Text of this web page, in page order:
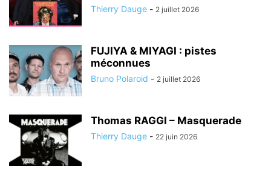
Thierry Dauge - 2 juillet 2026
FUJIYA & MIYAGI : pistes
méconnues
Bruno Polaroid - 2 juillet 2026
Thomas RAGGI – Masquerade
Thierry Dauge - 22 juin 2026